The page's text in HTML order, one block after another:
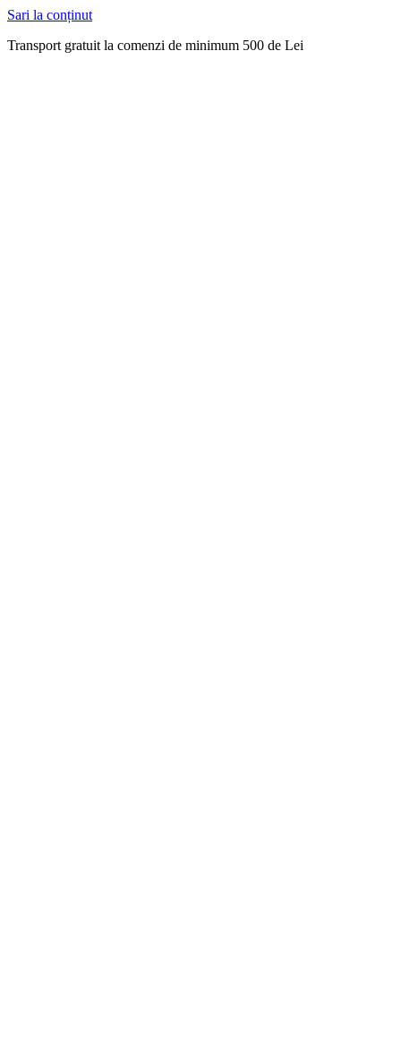
Sari la conținut
Transport gratuit la comenzi de minimum 500 de Lei